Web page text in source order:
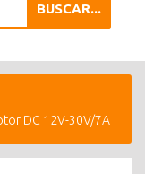
BUSCAR...
DC 12V-30V/7A